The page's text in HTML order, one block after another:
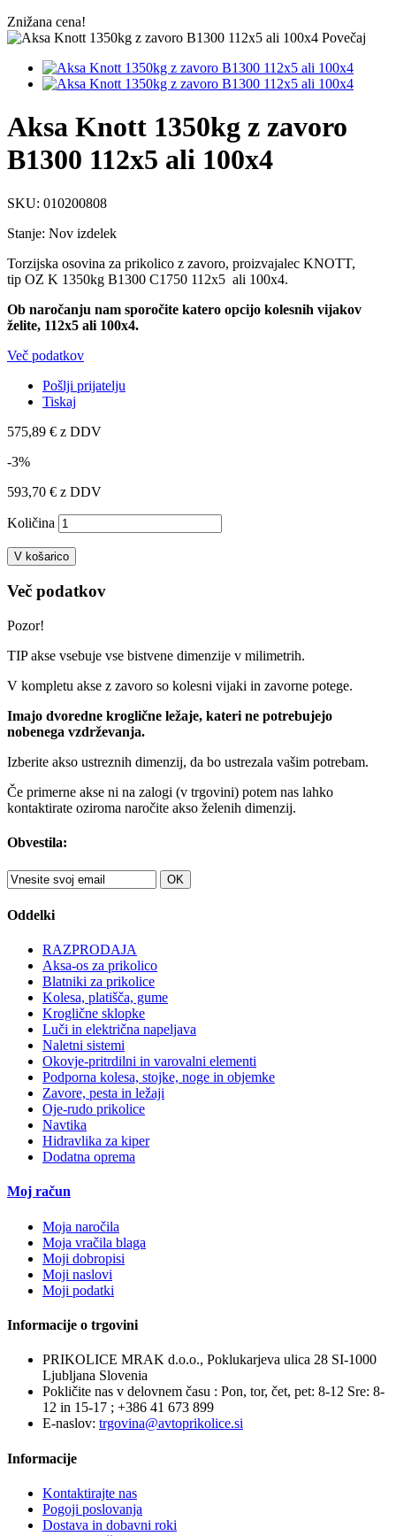
Znižana cena!
Povečaj
Aksa Knott 1350kg z zavoro
B1300 112x5 ali 100x4
SKU: 010200808
Stanje: Nov izdelek
Torzijska osovina za prikolico z zavoro, proizvajalec KNOTT,
tip OZ K 1350kg B1300 C1750 112x5 ali 100x4.
Ob naročanju nam sporočite katero opcijo kolesnih vijakov
želite, 112x5 ali 100x4.
Več podatkov
Pošlji prijatelju
Tiskaj
575,89 € z DDV
-3%
593,70 € z DDV
Količina
V košarico
Več podatkov
Pozor!
TIP akse vsebuje vse bistvene dimenzije v milimetrih.
V kompletu akse z zavoro so kolesni vijaki in zavorne potege.
Imajo dvoredne kroglične ležaje, kateri ne potrebujejo
nobenega vzdrževanja.
Izberite akso ustreznih dimenzij, da bo ustrezala vašim potrebam.
Če primerne akse ni na zalogi (v trgovini) potem nas lahko
kontaktirate oziroma naročite akso želenih dimenzij.
Obvestila:
OK
Oddelki
RAZPRODAJA
Aksa-os za prikolico
Blatniki za prikolice
Kolesa, platišča, gume
Kroglične sklopke
Luči in električna napeljava
Naletni sistemi
Okovje-pritrdilni in varovalni elementi
Podporna kolesa, stojke, noge in objemke
Zavore, pesta in ležaji
Oje-rudo prikolice
Navtika
Hidravlika za kiper
Dodatna oprema
Moj račun
Moja naročila
Moja vračila blaga
Moji dobropisi
Moji naslovi
Moji podatki
Informacije o trgovini
PRIKOLICE MRAK d.o.o., Poklukarjeva ulica 28 SI-1000
Ljubljana Slovenia
Pokličite nas v delovnem času : Pon, tor, čet, pet: 8-12 Sre: 8-
12 in 15-17 ; +386 41 673 899
E-naslov: trgovina@avtoprikolice.si
Informacije
Kontaktirajte nas
Pogoji poslovanja
Dostava in dobavni roki